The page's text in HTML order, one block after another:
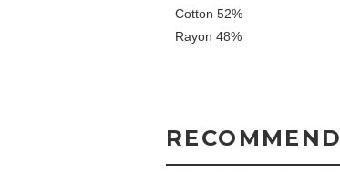
Cotton 52%
Rayon 48%
RECOMMEND